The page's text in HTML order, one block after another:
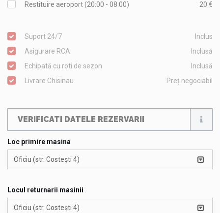
Restituire aeroport (20:00 - 08:00)
20 €
Suport 24/7
Inclus
Asigurare RCA
Inclusă
Echipată cu roti de sezon
Inclusă
Livrare Chisinau
Preț negociabil
VERIFICATI DATELE REZERVARII
Loc primire masina
Oficiu (str. Costești 4)
Locul returnarii masinii
Oficiu (str. Costești 4)